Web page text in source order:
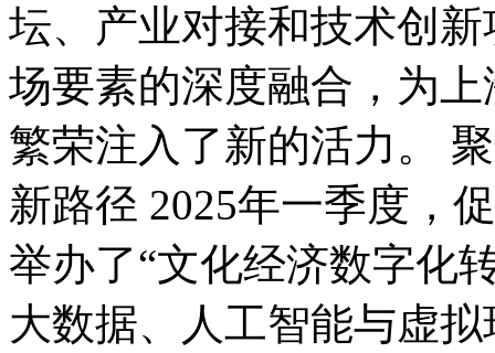
坛、产业对接和技术创
场要素的深度融合，为
繁荣注入了新的活力。
新路径 2025年一季度，
举办了“文化经济数字化
大数据、人工智能与虚